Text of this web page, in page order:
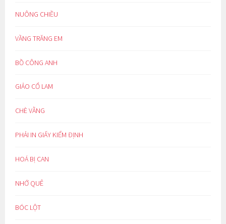
NUÔNG CHIỀU
VẦNG TRĂNG EM
BỒ CÔNG ANH
GIẢO CỔ LAM
CHÈ VẰNG
PHẢI IN GIẤY KIỂM ĐỊNH
HOÁ BỊ CAN
NHỚ QUÊ
BÓC LỘT